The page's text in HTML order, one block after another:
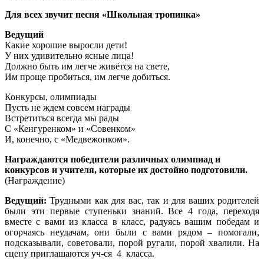
Для всех звучит песня «Школьная тропинка»
Ведущий
Какие хорошие выросли дети!
У них удивительно ясные лица!
Должно быть им легче живётся на свете,
Им проще пробиться, им легче добиться.
Конкурсы, олимпиады
Пусть не ждем совсем награды
Встретиться всегда мы рады
С «Кенгуренком» и «Совенком»
И, конечно, с «Медвежонком».
Награждаются победители различных олимпиад и
конкурсов и учителя, которые их достойно подготовили.
(Награждение)
Ведущий:Трудными как для вас, так и для ваших родителей
были эти первые ступеньки знаний. Все 4 года, переходя
вместе с вами из класса в класс, радуясь вашим победам и
огорчаясь неудачам, они были с вами рядом – помогали,
подсказывали, советовали, порой ругали, порой хвалили. На
сцену приглашаются уч-ся 4 класса.